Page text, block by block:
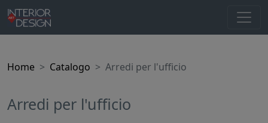
Home Catalogo Arredi per l'ufficio
Arredi per l'ufficio